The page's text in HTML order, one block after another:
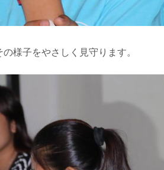
様子をやさしく見守ります。